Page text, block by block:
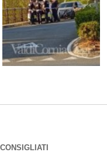
CONSIGLIATI